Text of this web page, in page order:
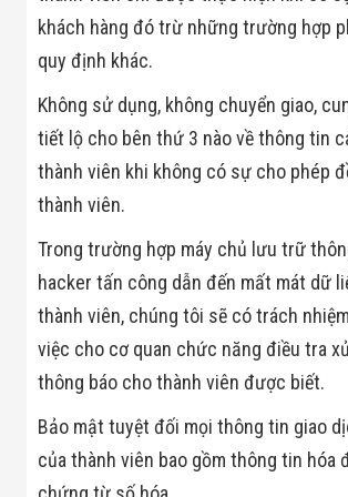
khách hàng đó trừ những trường hợp
quy định khác.
Không sử dụng, không chuyển giao,
tiết lộ cho bên thứ 3 nào về thông tin
thành viên khi không có sự cho phép
thành viên.
Trong trường hợp máy chủ lưu trữ
hacker tấn công dẫn đến mất mát dữ
thành viên, chúng tôi sẽ có trách
việc cho cơ quan chức năng điều tra
thông báo cho thành viên được biết.
Bảo mật tuyệt đối mọi thông tin giao
của thành viên bao gồm thông tin hóa